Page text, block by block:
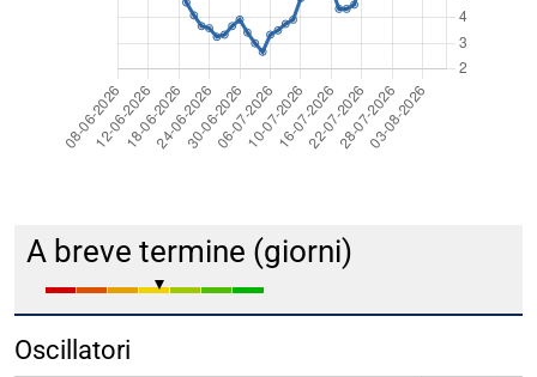
A breve termine (giorni)
Oscillatori